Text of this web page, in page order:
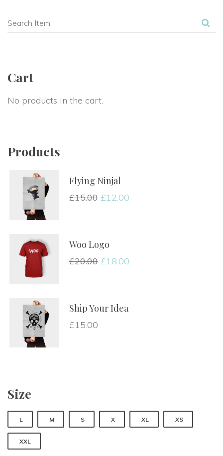
Cart
No products in the cart.
Product
Flying Ninjal
£15.00 £12.00
Woo Logo
£20.00 £18.00
Ship Your Idea
£15.00
Size
L M S X XL XS
XXL